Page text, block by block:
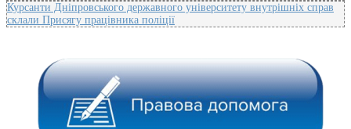
Курсанти Дніпровського державного університету внутрішніх справ
склали Присягу працівника поліції